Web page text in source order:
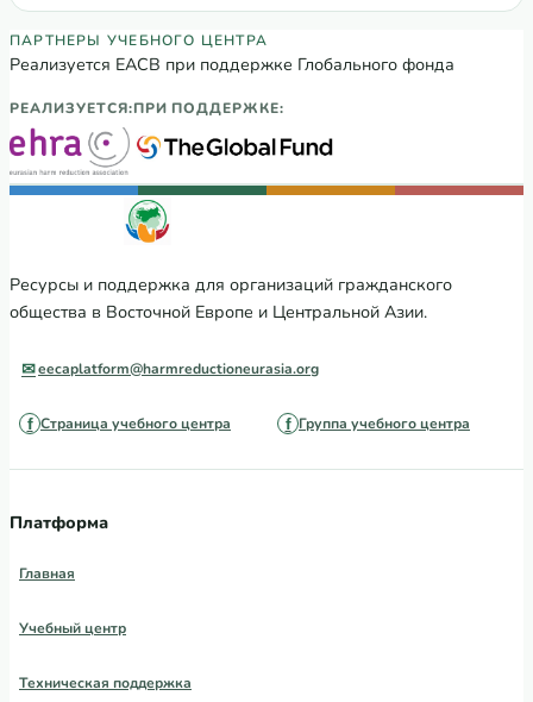
Партнеры Регионального учебного
ПАРТНЕРЫ УЧЕБНОГО ЦЕНТРА
Реализуется ЕАСВ при поддержке Глобального фонда
РЕАЛИЗУЕТСЯ:ПРИ ПОДДЕРЖКЕ:
Ресурсы и поддержка для организаций гражданского
общества в Восточной Европе и Центральной Азии.
eecaplatform@harmreductioneurasia.org
Страница учебного центра Группа учебного центра
Платформа
Главная
Учебный центр
Техническая поддержка